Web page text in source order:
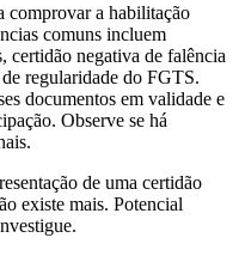
comprovar a habilitação
comuns incluem
certidão negativa de falência
regularidade do FGTS.
documentos em validade e
Observe se há
de uma certidão
existe mais. Potencial